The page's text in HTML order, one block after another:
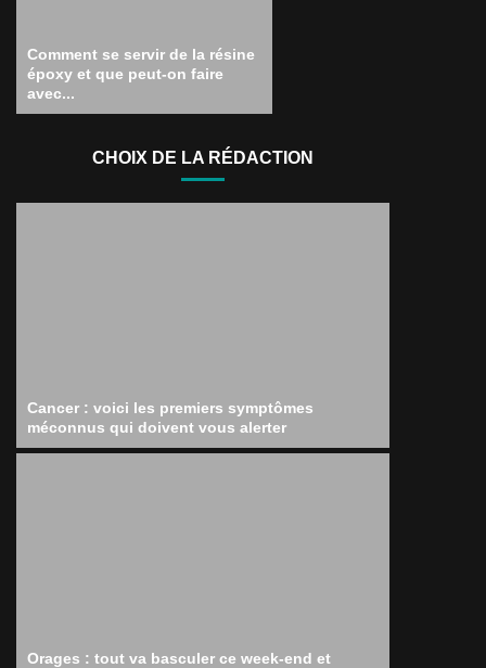
Comment se servir de la résine
époxy et que peut-on faire
avec...
CHOIX DE LA RÉDACTION
Cancer : voici les premiers symptômes
méconnus qui doivent vous alerter
Orages : tout va basculer ce week-end et